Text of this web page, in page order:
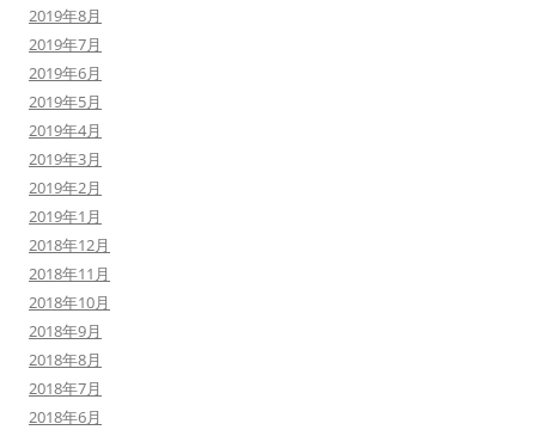
2019年8月
2019年7月
2019年6月
2019年5月
2019年4月
2019年3月
2019年2月
2019年1月
2018年12月
2018年11月
2018年10月
2018年9月
2018年8月
2018年7月
2018年6月